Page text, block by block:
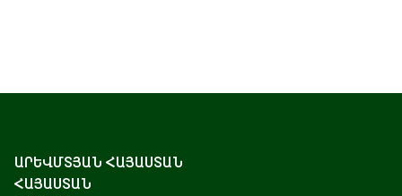
ԱՐԵՎՄՏՅԱՆ ՀԱՅԱՍՏԱՆ
ՀԱՅԱՍՏԱՆ